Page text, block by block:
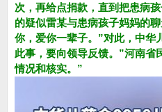
次，再给点捐款，直到把患病
的疑似雷某与患病孩子妈妈的
你，爱你一辈子。”对此，中华
此事，要向领导反馈。”河南省
情况和核实。”